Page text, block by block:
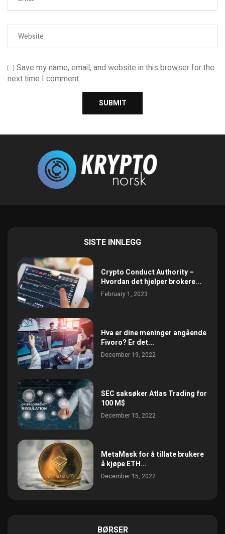
Save my name, email, and website in this browser for the
next time I comment.
SISTE INNLEGG
Crypto Conduct Authority –
Hvordan det hjelper brokere...
February 1, 2023
Hva er dine meninger angående
Fivoro? Er det...
December 19, 2022
SEC saksøker Atlas Trading for
100 M$
December 15, 2022
MetaMask for å tillate brukere
å kjøpe ETH...
December 15, 2022
BØRSER